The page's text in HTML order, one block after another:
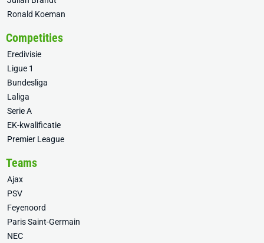
Ronald Koeman
Competities
Eredivisie
Ligue 1
Bundesliga
Laliga
Serie A
EK-kwalificatie
Premier League
Teams
Ajax
PSV
Feyenoord
Paris Saint-Germain
NEC